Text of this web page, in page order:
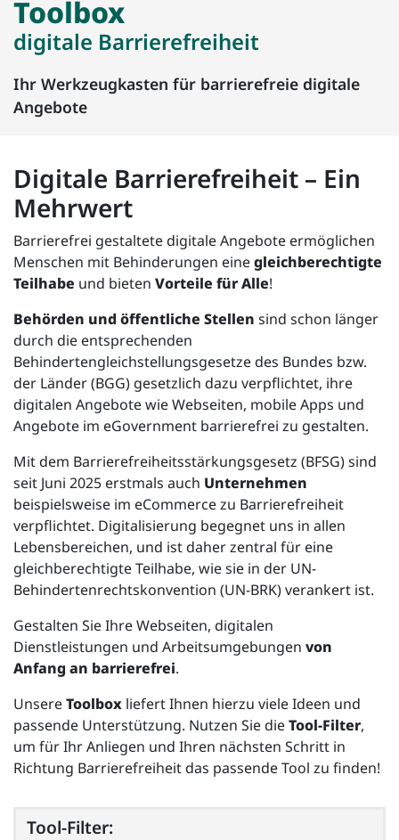
Toolbox
digitale Barrierefreiheit
Ihr Werkzeugkasten für barrierefreie digitale
Angebote
Digitale Barrierefreiheit – Ein
Mehrwert
Barrierefrei gestaltete digitale Angebote ermöglichen
Menschen mit Behinderungen einegleichberechtigte
Teilhabe und bieten Vorteile für Alle!
Behörden und öffentliche Stellen sind schon länger
durch die entsprechenden
Behindertengleichstellungsgesetze des Bundes bzw.
der Länder (BGG) gesetzlich dazu verpflichtet, ihre
digitalen Angebote wie Webseiten, mobile Apps und
Angebote im eGovernment barrierefrei zu gestalten.
Mit dem Barrierefreiheitsstärkungsgesetz (BFSG) sind
seit Juni 2025 erstmals auch Unternehmen
beispielsweise im eCommerce zu Barrierefreiheit
verpflichtet. Digitalisierung begegnet uns in allen
Lebensbereichen, und ist daher zentral für eine
gleichberechtigte Teilhabe, wie sie in der UN-
Behindertenrechtskonvention (UN-BRK) verankert ist.
Gestalten Sie Ihre Webseiten, digitalen
Dienstleistungen und Arbeitsumgebungen von
Anfang an barrierefrei.
UnsereToolbox liefert Ihnen hierzu viele Ideen und
passende Unterstützung. Nutzen Sie dieTool-Filter,
um für Ihr Anliegen und Ihren nächsten Schritt in
Richtung Barrierefreiheit das passende Tool zu finden!
Tool-Filter: